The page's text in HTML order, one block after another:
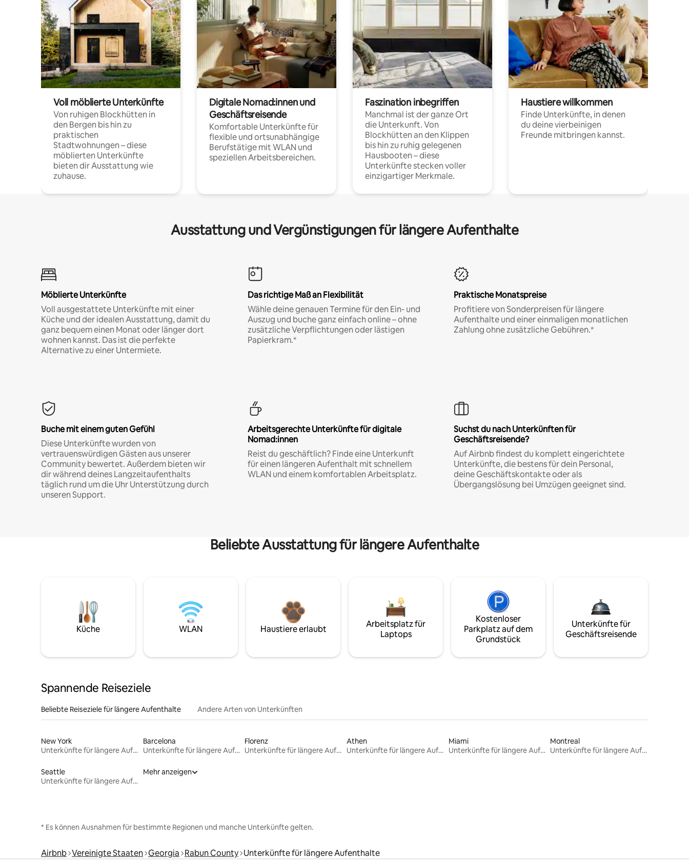
Voll möblierte Unterkünfte
Von ruhigen Blockhütten in
den Bergen bis hin zu
praktischen
Stadtwohnungen – diese
möblierten Unterkünfte
bieten dir Ausstattung wie
zuhause.
Digitale Nomad:innen und
Geschäftsreisende
Komfortable Unterkünfte für
flexible und ortsunabhängige
Berufstätige mit WLAN und
speziellen Arbeitsbereichen.
Faszination inbegriffen
Manchmal ist der ganze Ort
die Unterkunft. Von
Blockhütten an den Klippen
bis hin zu ruhig gelegenen
Hausbooten – diese
Unterkünfte stecken voller
einzigartiger Merkmale.
Haustiere willkommen
Finde Unterkünfte, in denen
du deine vierbeinigen
Freunde mitbringen kannst.
Ausstattung und Vergünstigungen für längere Aufenthalte
Möblierte Unterkünfte
Voll ausgestattete Unterkünfte mit einer
Küche und der idealen Ausstattung, damit du
ganz bequem einen Monat oder länger dort
wohnen kannst. Das ist die perfekte
Alternative zu einer Untermiete.
Das richtige Maß an Flexibilität
Wähle deine genauen Termine für den Ein- und
Auszug und buche ganz einfach online – ohne
zusätzliche Verpflichtungen oder lästigen
Papierkram.*
Praktische Monatspreise
Profitiere von Sonderpreisen für längere
Aufenthalte und einer einmaligen monatlichen
Zahlung ohne zusätzliche Gebühren.*
Buche mit einem guten Gefühl
Diese Unterkünfte wurden von
vertrauenswürdigen Gästen aus unserer
Community bewertet. Außerdem bieten wir
dir während deines Langzeitaufenthalts
täglich rund um die Uhr Unterstützung durch
unseren Support.
Arbeitsgerechte Unterkünfte für digitale
Nomad:innen
Reist du geschäftlich? Finde eine Unterkunft
für einen längeren Aufenthalt mit schnellem
WLAN und einem komfortablen Arbeitsplatz.
Suchst du nach Unterkünften für
Geschäftsreisende?
Auf Airbnb findest du komplett eingerichtete
Unterkünfte, die bestens für dein Personal,
deine Geschäftskontakte oder als
Übergangslösung bei Umzügen geeignet sind.
Beliebte Ausstattung für längere Aufenthalte
Küche WLAN Haustiere erlaubt
Arbeitsplatz für
Laptops
Kostenloser
Parkplatz auf dem
Grundstück
Unterkünfte für
Geschäftsreisende
Spannende Reiseziele
Beliebte Reiseziele für längere Aufenthalte Andere Arten von Unterkünften
New York
Unterkünfte für längere Aufenthalte
Barcelona
Unterkünfte für längere Aufenthalte
Florenz
Unterkünfte für längere Aufenthalte
Athen
Unterkünfte für längere Aufenthalte
Miami
Unterkünfte für längere Aufenthalte
Montreal
Unterkünfte für längere Aufenthalte
Seattle
Unterkünfte für längere Aufenthalte
Mehr anzeigen
* Es können Ausnahmen für bestimmte Regionen und manche Unterkünfte gelten.
Airbnb Vereinigte Staaten Georgia Rabun County Unterkünfte für längere Aufenthalte